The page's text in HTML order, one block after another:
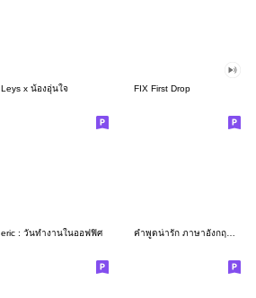
Leys x น้องอุ่นใจ FIX First Drop
eric : วันทำงานในออฟฟิศ คำพูดน่ารัก ภาษาอังกฤษ คุยทุกวัน